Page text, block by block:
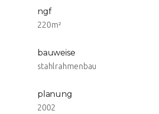
ngf
220m²
bauweise
stahlrahmenbau
planung
2002